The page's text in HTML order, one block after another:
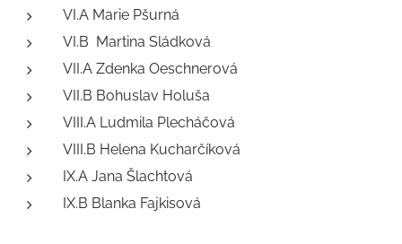
VI.A Marie Pšurná
VI.B Martina Sládková
VII.A Zdenka Oeschnerová
VII.B Bohuslav Holuša
VIII.A Ludmila Plecháčová
VIII.B Helena Kucharčíková
IX.A Jana Šlachtová
IX.B Blanka Fajkisová